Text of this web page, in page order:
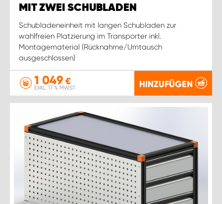
MIT ZWEI SCHUBLADEN
Schubladeneinheit mit langen Schubladen zur
wahlfreien Platzierung im Transporter inkl.
Montagematerial (Rücknahme/Umtausch
ausgeschlossen)
1 049 €
EXKL. 17 % MWST. HINZUFÜGEN